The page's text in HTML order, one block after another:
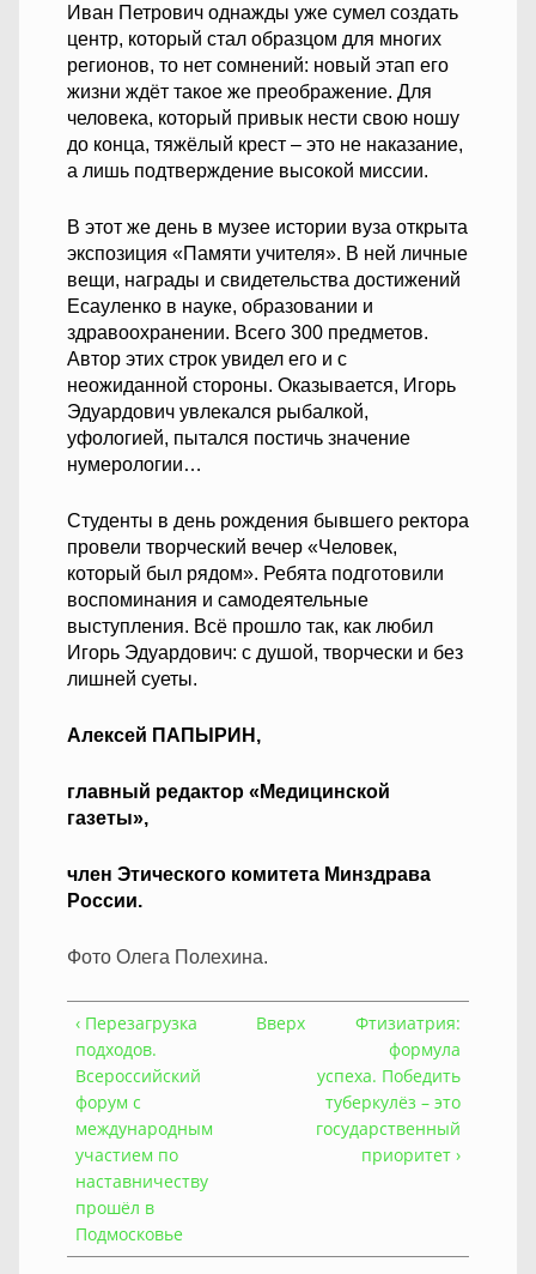
Иван Петрович однажды уже сумел создать
центр, который стал образцом для многих
регионов, то нет сомнений: новый этап его
жизни ждёт такое же преображение. Для
человека, который привык нести свою ношу
до конца, тяжёлый крест – это не наказание,
а лишь подтверждение высокой миссии.
В этот же день в музее истории вуза открыта
экспозиция «Памяти учителя». В ней личные
вещи, награды и свидетельства достижений
Есауленко в науке, образовании и
здравоохранении. Всего 300 предметов.
Автор этих строк увидел его и с
неожиданной стороны. Оказывается, Игорь
Эдуардович увлекался рыбалкой,
уфологией, пытался постичь значение
нумерологии…
Студенты в день рождения бывшего ректора
провели творческий вечер «Человек,
который был рядом». Ребята подготовили
воспоминания и самодеятельные
выступления. Всё прошло так, как любил
Игорь Эдуардович: с душой, творчески и без
лишней суеты.
Алексей ПАПЫРИН,
главный редактор «Медицинской
газеты»,
член Этического комитета Минздрава
России.
Фото Олега Полехина.
‹ Перезагрузка
подходов.
Всероссийский
форум с
международным
участием по
наставничеству
прошёл в
Подмосковье
Вверх
Фтизиатрия:
формула
успеха. Победить
туберкулёз – это
государственный
приоритет ›